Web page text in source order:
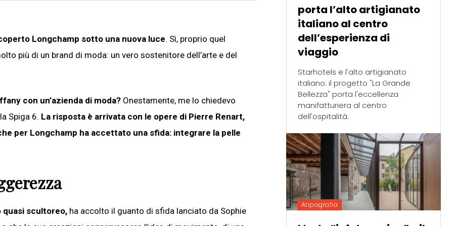
Longchamp sotto una nuova luce. Sì, proprio quel
più di un brand di moda: un vero sostenitore dell’arte e del
con un’azienda di moda? Onestamente, me lo chiedevo
Spiga 6. La risposta è arrivata con le opere di Pierre Renart,
per Longchamp ha accettato una sfida: integrare la pelle
quasi scultoreo, ha accolto il guanto di sfida lanciato da Sophie
porta l’alto artigianato
italiano al centro
dell’esperienza di
viaggio
Starhotels e l'alto artigianato
italiano: il progetto "La Grande
Bellezza" porta l'eccellenza
manifatturiera al centro
dell'ospitalità.
Atipografia